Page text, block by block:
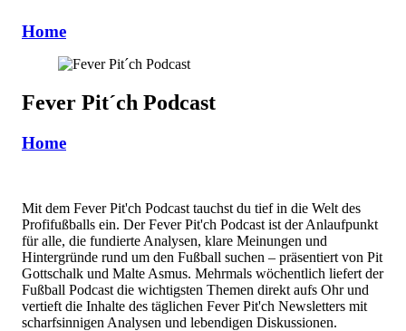
Home
Fever Pit´ch Podcast
Home
Mit dem Fever Pit'ch Podcast tauchst du tief in die Welt des
Profifußballs ein. Der Fever Pit'ch Podcast ist der Anlaufpunkt
für alle, die fundierte Analysen, klare Meinungen und
Hintergründe rund um den Fußball suchen – präsentiert von Pit
Gottschalk und Malte Asmus. Mehrmals wöchentlich liefert der
Fußball Podcast die wichtigsten Themen direkt aufs Ohr und
vertieft die Inhalte des täglichen Fever Pit'ch Newsletters mit
scharfsinnigen Analysen und lebendigen Diskussionen.